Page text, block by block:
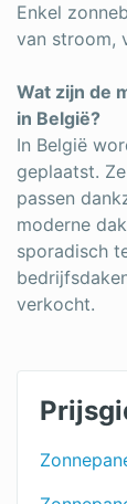
Enkel
van stroom,
Wat zijn de
in België?
In België
geplaatst.
passen
moderne
sporadisch
verkocht.